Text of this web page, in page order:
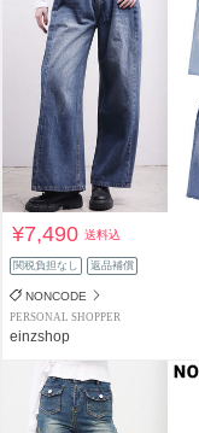
¥7,490送料込
関税負担なし 返品補償
NONCODE
PERSONAL SHOPPER
einzshop